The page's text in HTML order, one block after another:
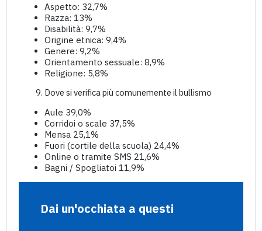
Aspetto: 32,7%
Razza: 13%
Disabilità: 9,7%
Origine etnica: 9,4%
Genere: 9,2%
Orientamento sessuale: 8,9%
Religione: 5,8%
Dove si verifica più comunemente il bullismo
Aule 39,0%
Corridoi o scale 37,5%
Mensa 25,1%
Fuori (cortile della scuola) 24,4%
Online o tramite SMS 21,6%
Bagni / Spogliatoi 11,9%
Dai un'occhiata a questi